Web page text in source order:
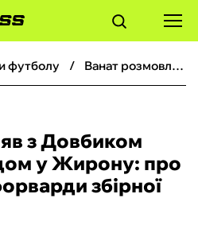
футболу Ванат розмовляв з Довбиком перед переходом у Жирону: про що говорили форварди збірної України
з Довбиком
у Жирону: про
збірної